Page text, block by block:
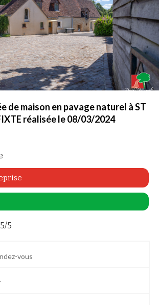
de maison en pavage naturel à ST
réalisée le 08/03/2024
5
vous